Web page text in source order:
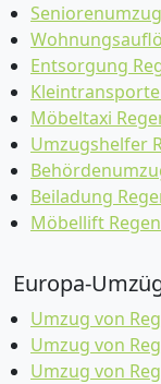
Entsorgung
Möbeltaxi
Umzugshelfer
Beiladung
Möbellift
Europa-
Umzug von
Umzug von
Umzug von